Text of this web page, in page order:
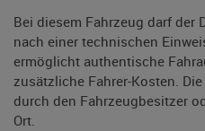
Bei diesem Fahrzeug darf der
nach einer technischen
ermöglicht authentische
zusätzliche Fahrer-Kosten.
durch den Fahrzeugbesitzer
Ort.